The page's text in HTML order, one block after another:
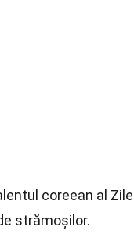
coreean al
strămoșilor.